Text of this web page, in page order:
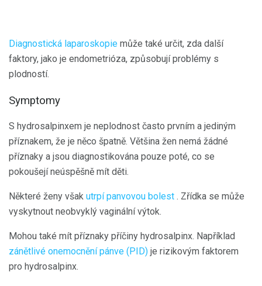
Diagnostická laparoskopie může také určit, zda další
faktory, jako je endometrióza, způsobují problémy s
plodností.
Symptomy
S hydrosalpinxem je neplodnost často prvním a jediným
příznakem, že je něco špatně. Většina žen nemá žádné
příznaky a jsou diagnostikována pouze poté, co se
pokoušejí neúspěšně mít děti.
Některé ženy však utrpí panvovou bolest . Zřídka se může
vyskytnout neobvyklý vaginální výtok.
Mohou také mít příznaky příčiny hydrosalpinx. Například
zánětlivé onemocnění pánve (PID) je rizikovým faktorem
pro hydrosalpinx.